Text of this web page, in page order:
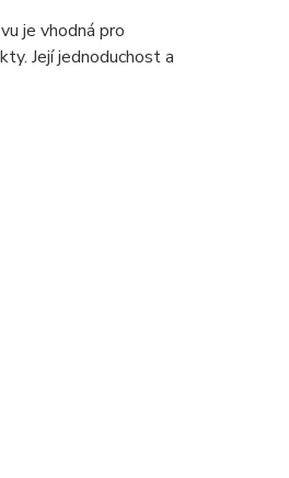
je vhodná pro
Její jednoduchost a